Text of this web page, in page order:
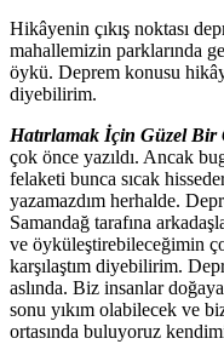
Hikâyenin çıkış noktası
mahallemizin parklarında
öykü. Deprem konusu
diyebilirim.
Hatırlamak İçin Güzel Bir
çok önce yazıldı. Ancak
felaketi bunca sıcak
yazamazdım herhalde.
Samandağ tarafına
ve öyküleştirebileceğimin
karşılaştım diyebilirim.
aslında. Biz insanlar
sonu yıkım olabilecek ve
ortasında buluyoruz